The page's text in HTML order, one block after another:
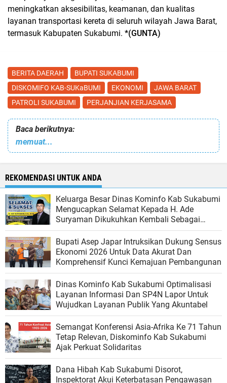
meningkatkan aksesibilitas, keamanan, dan kualitas
layanan transportasi kereta di seluruh wilayah Jawa Barat,
termasuk Kabupaten Sukabumi. *(GUNTA)
BERITA DAERAH
BUPATI SUKABUMI
DISKOMIFO KAB-SUKaBUMI
EKONOMI
JAWA BARAT
PATROLI SUKABUMI
PERJANJIAN KERJASAMA
Baca berikutnya:
memuat...
REKOMENDASI UNTUK ANDA
Keluarga Besar Dinas Kominfo Kab Sukabumi
Mengucapkan Selamat Kepada H. Ade
Suryaman Dikukuhkan Kembali Sebagai
Sekda Kab Sukabumi
Bupati Asep Japar Intruksikan Dukung Sensus
Ekonomi 2026 Untuk Data Akurat Dan
Komprehensif Kunci Kemajuan Pembangunan
Dinas Kominfo Kab Sukabumi Optimalisasi
Layanan Informasi Dan SP4N Lapor Untuk
Wujudkan Layanan Publik Yang Akuntabel
Semangat Konferensi Asia-Afrika Ke 71 Tahun
Tetap Relevan, Diskominfo Kab Sukabumi
Ajak Perkuat Solidaritas
Dana Hibah Kab Sukabumi Disorot,
Inspektorat Akui Keterbatasan Pengawasan